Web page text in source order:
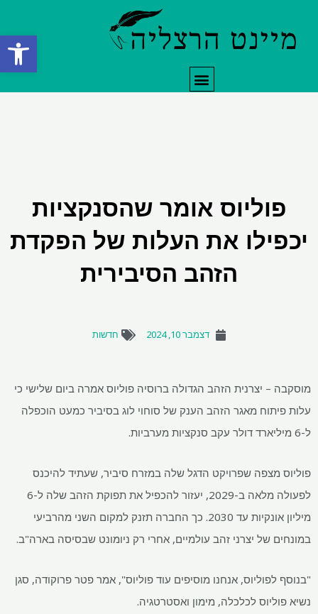
פתח
תפריט
פוליוס אומר שהסנקציות
יכפילו את העלות של הפקדת
הזהב הסיבירית
דצמבר 10, 2024 חדשות
מוסקבה – יצרנית הזהב הגדולה ברוסיה פוליוס אמרה ביום שלישי כי
עלות פיתוח מאגר הזהב הענק של סוחוי לוג בסיביר כמעט הוכפלה
ל-6 מיליארד דולר עקב סנקציות מערביות.
פוליוס מצפה שפרויקט הדגל שלה במזרח סיביר, שעתיד להיכנס
לפעולה מלאה ב-2029, יעזור להכפיל את תפוקת הזהב שלה ל-6
מיליון אונקיות עד 2030. כך החברה תזנק למקום השני מהרביעי
במונחים של יצרני זהב עולמיים, אחרי רק ניומונט שבסיסה בארה"ב.
"בנוסף לפוליוס, אנחנו מוסיפים עוד פוליוס", אמר פטר פרוקודה, סגן
נשיא פוליוס לכלכלה, מימון ואסטרטגיה.